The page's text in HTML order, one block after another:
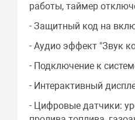
работы, таймер
- Защитный код на
- Аудио эффект "Звук
- Подключение к
- Интерактивный
- Цифровые датчики: